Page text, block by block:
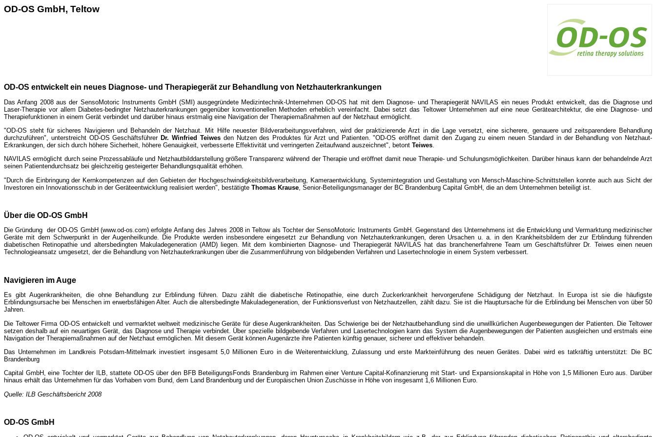
OD-OS GmbH, Teltow
OD-OS entwickelt ein neues Diagnose- und Therapiegerät zur Behandlung von Netzhauterkrankungen
Das Anfang 2008 aus der SensoMotoric Instruments GmbH (SMI) ausgegründete Medizintechnik-Unternehmen OD-OS hat mit dem Diagnose- und Therapiegerät NAVILAS ein neues Produkt entwickelt, das die Diagnose und
Laser-Therapie vor allem Diabetes-bedingter Netzhauterkrankungen gegenüber konventionellen Methoden erheblich vereinfacht. Dabei setzt das Teltower Unternehmen auf eine neue Gerätearchitektur, die eine Diagnose- und
Therapiefunktionen in einem Gerät verbindet und darüber hinaus erstmalig eine Navigation der Therapiemaßnahmen auf der Netzhaut ermöglicht.
"OD-OS steht für sicheres Navigieren und Behandeln der Netzhaut. Mit Hilfe neuester Bildverarbeitungsverfahren, wird der praktizierende Arzt in die Lage versetzt, eine sicherere, genauere und zeitsparendere Behandlung
durchzuführen", unterstreicht OD-OS Geschäftsführer Dr. Winfried Teiwes den Nutzen des Produktes für Arzt und Patienten. "OD-OS eröffnet damit den Zugang zu einem neuen Standard in der Behandlung von Netzhaut-
Erkrankungen, der sich durch höhere Sicherheit, höhere Genauigkeit, verbesserte Effektivität und verringerten Zeitaufwand auszeichnet", betont Teiwes
NAVILAS ermöglicht durch seine Prozessabläufe und Netzhautbilddarstellung größere Transparenz während der Therapie und eröffnet damit neue Therapie- und Schulungsmöglichkeiten. Darüber hinaus kann der behandelnde Arzt
seinen Patientendurchsatz bei gleichzeitig gesteigerter Behandlungsqualität erhöhen.
"Durch die Einbringung der Kernkompetenzen auf den Gebieten der Hochgeschwindigkeitsbildverarbeitung, Kameraentwicklung, Systemintegration und Gestaltung von Mensch-Maschine-Schnittstellen konnte auch aus Sicht der
Investoren ein Innovationsschub in der Geräteentwicklung realisiert werden", bestätigte Thomas Krause , Senior-Beteiligungsmanager der BC Brandenburg Capital GmbH, die an dem Unternehmen beteiligt ist.
Über die OD-OS GmbH
Die Gründung der OD-OS GmbH (www.od-os.com) erfolgte Anfang des Jahres 2008 in Teltow als Tochter der SensoMotoric Instruments GmbH. Gegenstand des Unternehmens ist die Entwicklung und Vermarktung medizinischer
Geräte mit dem Schwerpunkt in der Augenheilkunde. Die Produkte werden insbesondere eingesetzt zur Behandlung von Netzhauterkrankungen, deren Ursachen u. a. in den Krankheitsbildern der zur Erblindung führenden
diabetischen Retinopathie und altersbedingten Makuladegeneration (AMD) liegen. Mit dem kombinierten Diagnose- und Therapiegerät NAVILAS hat das branchenerfahrene Team um Geschäftsführer Dr. Teiwes einen neuen
Technologieansatz umgesetzt, der die Behandlung von Netzhauterkrankungen über die Zusammenführung von bildgebenden Verfahren und Lasertechnologie in einem System verbessert.
Navigieren im Auge
Es gibt Augenkrankheiten, die ohne Behandlung zur Erblindung führen. Dazu zählt die diabetische Retinopathie, eine durch Zuckerkrankheit hervorgerufene Schädigung der Netzhaut. In Europa ist sie die häufigste
Erblindungsursache bei Menschen im erwerbsfähigen Alter. Auch die altersbedingte Makuladegeneration, der Funktionsverlust von Netzhautzellen, zählt dazu. Sie ist die Hauptursache für die Erblindung bei Menschen von über 50
Jahren.
Die Teltower Firma OD-OS entwickelt und vermarktet weltweit medizinische Geräte für diese Augenkrankheiten. Das Schwierige bei der Netzhautbehandlung sind die unwillkürlichen Augenbewegungen der Patienten. Die Teltower
setzen deshalb auf ein neuartiges Gerät, das Diagnose und Therapie verbindet. Über spezielle bildgebende Verfahren und Lasertechnologien kann das System die Augenbewegungen der Patienten ausgleichen und erstmals eine
Navigation der Therapiemaßnahmen auf der Netzhaut ermöglichen. Mit diesem Gerät können Augenärzte ihre Patienten künftig genauer, sicherer und effektiver behandeln.
Das Unternehmen im Landkreis Potsdam-Mittelmark investiert insgesamt 5,0 Millionen Euro in die Weiterentwicklung, Zulassung und erste Markteinführung des neuen Gerätes. Dabei wird es tatkräftig unterstützt: Die BC
Brandenburg
Capital GmbH, eine Tochter der ILB, stattete OD-OS über den BFB BeteiligungsFonds Brandenburg im Rahmen einer Venture Capital-Kofinanzierung mit Start- und Expansionskapital in Höhe von 1,5 Millionen Euro aus. Darüber
hinaus erhält das Unternehmen für das Vorhaben vom Bund, dem Land Brandenburg und der Europäischen Union Zuschüsse in Höhe von insgesamt 1,6 Millionen Euro.
Quelle: ILB Geschäftsbericht 2008
OD-OS GmbH